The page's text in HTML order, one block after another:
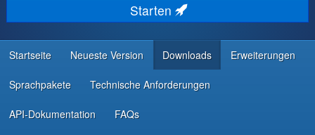
COMMUNITY & SUPPORT
RESSOURCEN FÜR ENTWICKLER
Starten
Startseite Neueste Version Downloads Erweiterungen
Sprachpakete Technische Anforderungen
API-Dokumentation FAQs